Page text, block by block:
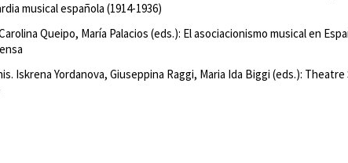
musical española (1914-1936)
Queipo, María Palacios (eds.): El asociacionismo musical en
Iskrena Yordanova, Giuseppina Raggi, Maria Ida Biggi (eds.): Theatre